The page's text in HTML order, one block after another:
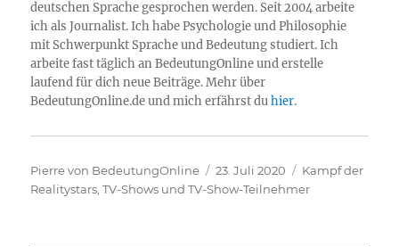
deutschen Sprache gesprochen werden. Seit 2004 arbeite
ich als Journalist. Ich habe Psychologie und Philosophie
mit Schwerpunkt Sprache und Bedeutung studiert. Ich
arbeite fast täglich an BedeutungOnline und erstelle
laufend für dich neue Beiträge. Mehr über
BedeutungOnline.de und mich erfährst duhier.
Autor
Pierre von BedeutungOnline
Veröffentlicht
am
23. Juli 2020 Kategorien
Kampf der
Realitystars ,TV-Shows und TV-Show-Teilnehmer